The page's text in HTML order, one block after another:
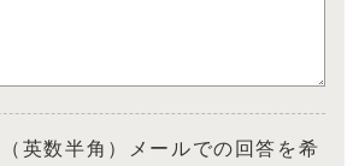
英数半角）メールでの回答を希